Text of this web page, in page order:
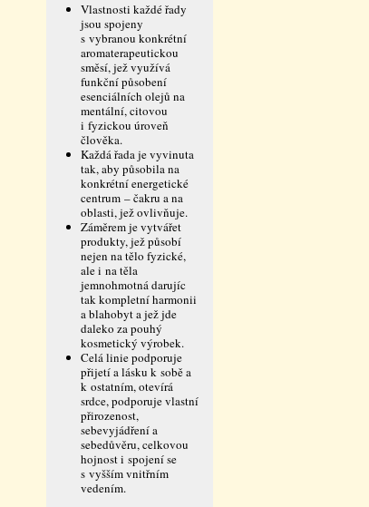
Vlastnosti každé řady
jsou spojeny
s vybranou konkrétní
aromaterapeutickou
směsí, jež využívá
funkční působení
esenciálních olejů na
mentální, citovou
i fyzickou úroveň
člověka.
Každá řada je vyvinuta
tak, aby působila na
konkrétní energetické
centrum – čakru a na
oblasti, jež ovlivňuje.
Záměrem je vytvářet
produkty, jež působí
nejen na tělo fyzické,
ale i na těla
jemnohmotná darujíc
tak kompletní harmonii
a blahobyt a jež jde
daleko za pouhý
kosmetický výrobek.
Celá linie podporuje
přijetí a lásku k sobě a
k ostatním, otevírá
srdce, podporuje vlastní
přirozenost,
sebevyjádření a
sebedůvěru, celkovou
hojnost i spojení se
s vyšším vnitřním
vedením.